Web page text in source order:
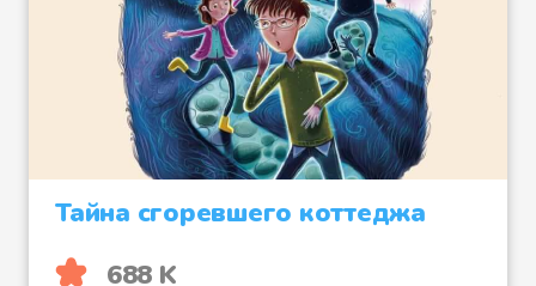
Тайна сгоревшего коттеджа
688 K